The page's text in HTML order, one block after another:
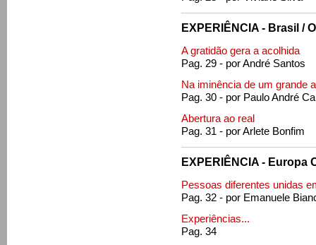
EXPERIÊNCIA - Brasil /
A gratidão gera a acolhida
Pag. 29 - por André Santos
Na iminência de um grande
Pag. 30 - por Paulo André
Abertura ao real
Pag. 31 - por Arlete Bonfim
EXPERIÊNCIA - Europa
Pessoas diferentes unidas
Pag. 32 - por Emanuele
Experiências...
Pag. 34